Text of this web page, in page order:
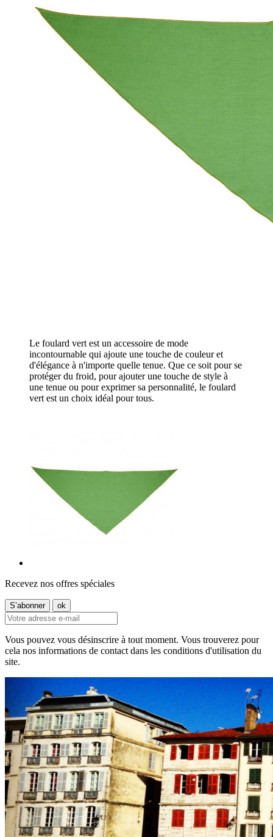
Le foulard vert est un accessoire de mode
incontournable qui ajoute une touche de couleur et
d'élégance à n'importe quelle tenue. Que ce soit pour se
protéger du froid, pour ajouter une touche de style à
une tenue ou pour exprimer sa personnalité, le foulard
vert est un choix idéal pour tous.
Recevez nos offres spéciales
Vous pouvez vous désinscrire à tout moment. Vous trouverez pour
cela nos informations de contact dans les conditions d'utilisation du
site.